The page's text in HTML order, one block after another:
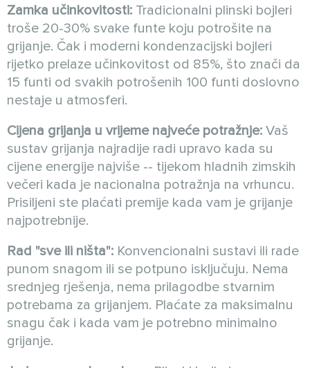
Zamka učinkovitosti: Tradicionalni plinski bojleri
troše 20-30% svake funte koju potrošite na
grijanje. Čak i moderni kondenzacijski bojleri
rijetko prelaze učinkovitost od 85%, što znači da
15 funti od svakih potrošenih 100 funti doslovno
nestaje u atmosferi.
Cijena grijanja u vrijeme najveće potražnje: Vaš
sustav grijanja najradije radi upravo kada su
cijene energije najviše -- tijekom hladnih zimskih
večeri kada je nacionalna potražnja na vrhuncu.
Prisiljeni ste plaćati premije kada vam je grijanje
najpotrebnije.
Rad "sve ili ništa": Konvencionalni sustavi ili rade
punom snagom ili se potpuno isključuju. Nema
srednjeg rješenja, nema prilagodbe stvarnim
potrebama za grijanjem. Plaćate za maksimalnu
snagu čak i kada vam je potrebno minimalno
grijanje.